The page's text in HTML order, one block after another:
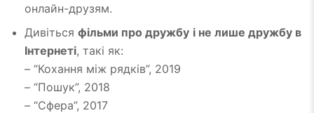
онлайн-друзям.
Дивіться фільми про дружбу і не лише дружбу в
Інтернеті, такі як:
– “Кохання між рядків”, 2019
– “Пошук”, 2018
– “Сфера”, 2017